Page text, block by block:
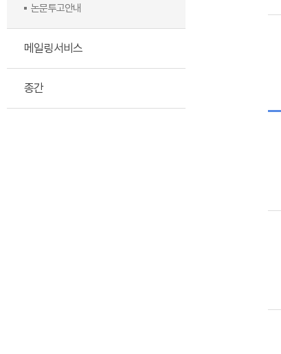
논문투고안내
메일링서비스
종간